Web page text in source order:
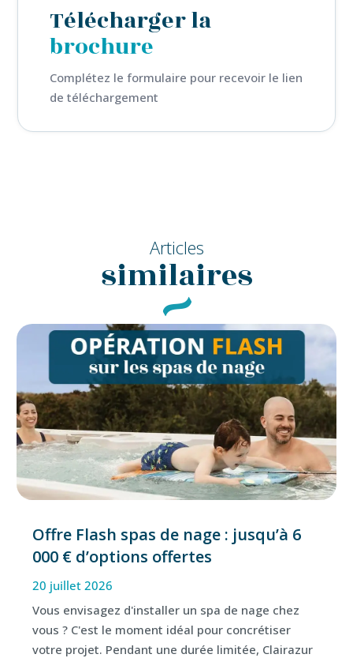
Télécharger la
brochure
Complétez le formulaire pour recevoir le lien
de téléchargement
Articles
similaires
Offre Flash spas de nage : jusqu’à 6
000 € d’options offertes
20 juillet 2026
Vous envisagez d'installer un spa de nage chez
vous ? C'est le moment idéal pour concrétiser
votre projet. Pendant une durée limitée, Clairazur